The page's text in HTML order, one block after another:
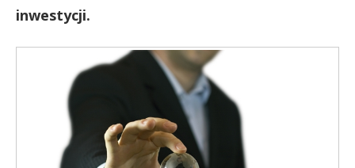
inwestycji.